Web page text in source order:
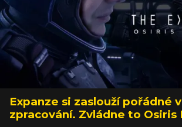
Expanze si zaslouží pořádné
zpracování. Zvládne to Osiris